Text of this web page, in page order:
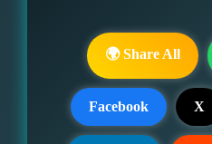
🌍 Share All
Facebook X